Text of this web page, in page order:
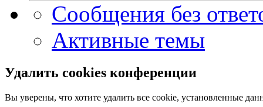
Сообщения без
Активные темы
Удалить cookies конференции
Вы уверены, что хотите удалить все cookie, установленные